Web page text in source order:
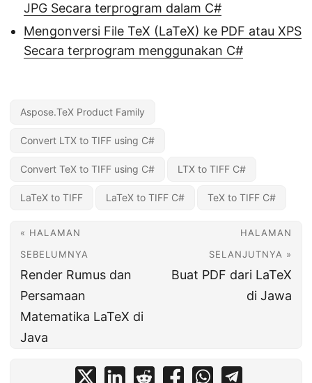
JPG Secara terprogram dalam C#
Mengonversi File TeX (LaTeX) ke PDF atau XPS
Secara terprogram menggunakan C#
Aspose.TeX Product Family
Convert LTX to TIFF using C#
Convert TeX to TIFF using C# LTX to TIFF C#
LaTeX to TIFF LaTeX to TIFF C# TeX to TIFF C#
« HALAMAN
SEBELUMNYA
Render Rumus dan
Persamaan
Matematika LaTeX di
Java
HALAMAN
SELANJUTNYA »
Buat PDF dari LaTeX
di Jawa